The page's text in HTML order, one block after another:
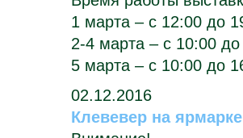
1 марта – с 12:00 до
2-4 марта – с 10:00
5 марта – с 10:00 до
02.12.2016
Клевевер на